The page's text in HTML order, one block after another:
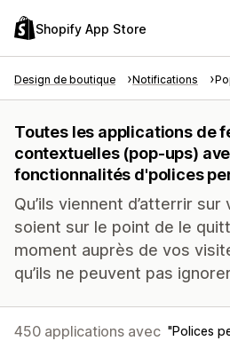
Shopify App Store
Design de boutique Notifications
Toutes les applications de
contextuelles (pop-ups)
fonctionnalités d'polices
Qu’ils viennent d’atterrir sur
soient sur le point de le
moment auprès de vos
qu’ils ne peuvent pas
450 applications avec Polices